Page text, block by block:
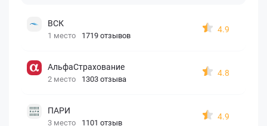
ВСК
1 место 1719 отзывов
4.9
АльфаСтрахование
2 место 1303 отзыва
4.8
ПАРИ
3 место 1101 отзыв
4.9